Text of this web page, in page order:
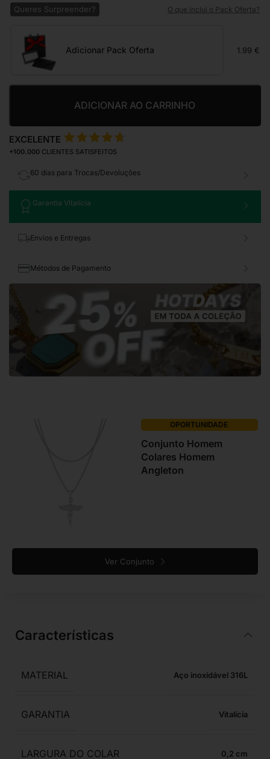
Queres Surpreender? O que inclui o Pack Oferta?
Adicionar Pack Oferta 1.99 €
ADICIONAR AO CARRINHO
EXCELENTE
+100.000 CLIENTES SATISFEITOS
60 dias para Trocas/Devoluções
Garantia Vitalícia
Envios e Entregas
Métodos de Pagamento
OPORTUNIDADE
Conjunto Homem
Colares Homem
Angleton
Ver Conjunto
Características
MATERIAL Aço inoxidável 316L
GARANTIA Vitalícia
LARGURA DO COLAR 0,2